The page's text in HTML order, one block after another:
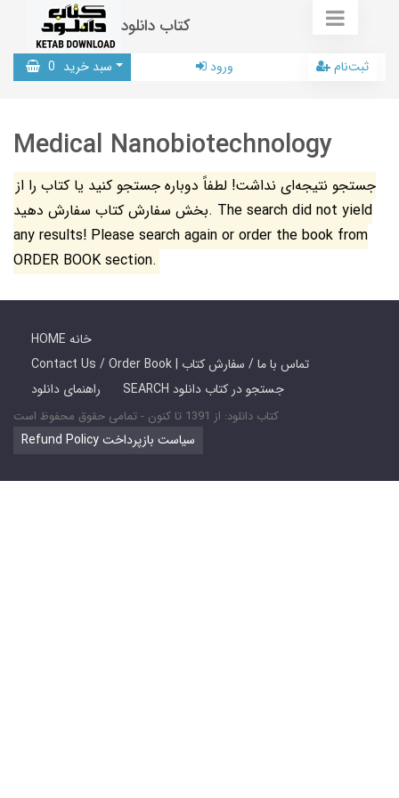
کتاب دانلود
سبد خرید 0 ورود ثبت‌نام
Medical Nanobiotechnology
جستجو نتیجه‌ای نداشت! لطفاً دوباره جستجو کنید یا کتاب را از
بخش سفارش کتاب سفارش دهید. The search did not yield
any results! Please search again or order the book from
ORDER BOOK section.
HOME خانه
Contact Us / Order Book | تماس با ما / سفارش کتاب
راهنمای دانلود
SEARCH جستجو در کتاب دانلود
کتاب دانلود: از 1391 تا کنون - تمامی حقوق محفوظ است
Refund Policy سیاست بازپرداخت